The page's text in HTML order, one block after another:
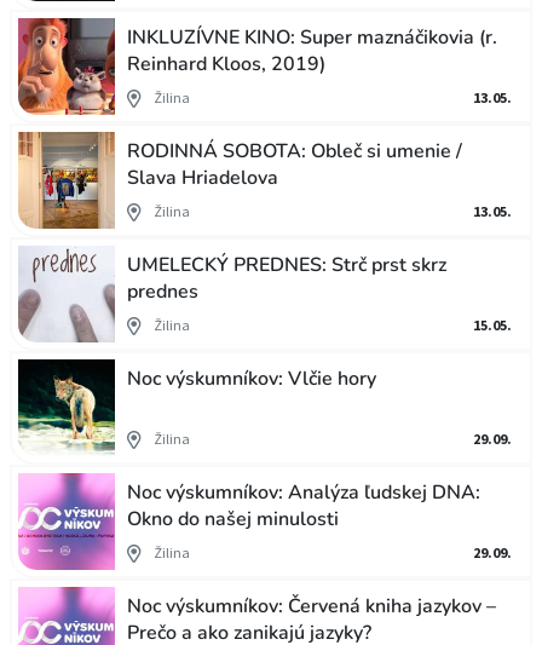
INKLUZÍVNE KINO: Super maznáčikovia (r.
Reinhard Kloos, 2019)
Žilina 13.05.
RODINNÁ SOBOTA: Obleč si umenie /
Slava Hriadelova
Žilina 13.05.
UMELECKÝ PREDNES: Strč prst skrz
prednes
Žilina 15.05.
Noc výskumníkov: Vlčie hory
Žilina 29.09.
Noc výskumníkov: Analýza ľudskej DNA:
Okno do našej minulosti
Žilina 29.09.
Noc výskumníkov: Červená kniha jazykov –
Prečo a ako zanikajú jazyky?